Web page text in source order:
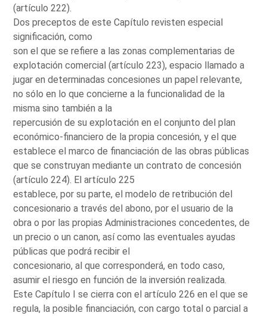
(artículo 222).
Dos preceptos de este Capítulo revisten especial
significación, como
son el que se refiere a las zonas complementarias de
explotación comercial (artículo 223), espacio llamado a
jugar en determinadas concesiones un papel relevante,
no sólo en lo que concierne a la funcionalidad de la
misma sino también a la
repercusión de su explotación en el conjunto del plan
económico-financiero de la propia concesión, y el que
establece el marco de financiación de las obras públicas
que se construyan mediante un contrato de concesión
(artículo 224). El artículo 225
establece, por su parte, el modelo de retribución del
concesionario a través del abono, por el usuario de la
obra o por las propias Administraciones concedentes, de
un precio o un canon, así como las eventuales ayudas
públicas que podrá recibir el
concesionario, al que corresponderá, en todo caso,
asumir el riesgo en función de la inversión realizada.
Este Capítulo I se cierra con el artículo 226 en el que se
regula, la posible financiación, con cargo total o parcial a